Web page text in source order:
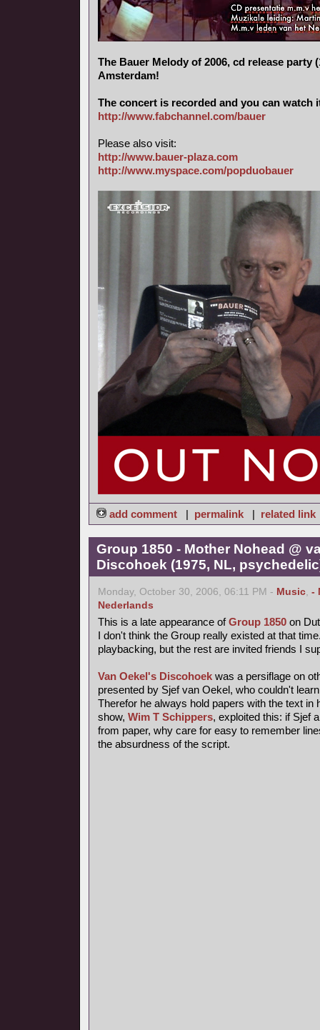
The Bauer Melody of 2006, cd release party
Amsterdam!
The concert is recorded and you can watch
http://www.fabchannel.com/bauer
Please also visit:
http://www.bauer-plaza.com
http://www.myspace.com/popduobauer
add comment | permalink| related link
Group 1850 - Mother Nohead @
Discohoek (1975, NL,
Monday, October 30, 2006, 06:11 PM - Music, -
Nederlands
This is a late appearance ofGroup 1850on
I don't think the Group really existed at that
playbacking, but the rest are invited friends I
Van Oekel's Discohoekwas a persiflage on
presented by Sjef van Oekel, who couldn't
Therefor he always hold papers with the text in
show, Wim T Schippers, exploited this: if Sjef
from paper, why care for easy to remember
the absurdness of the script.